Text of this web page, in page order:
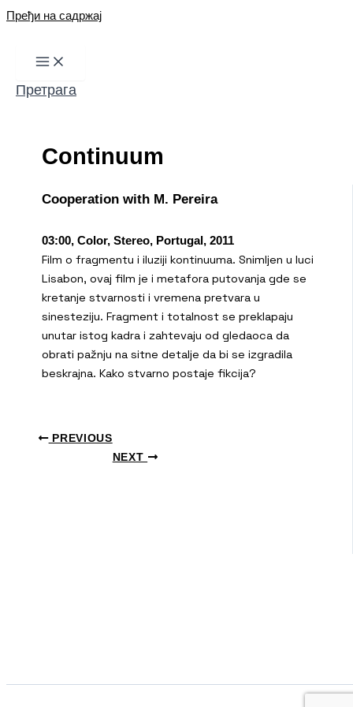
Пређи на садржај
Претрага
Continuum
Cooperation with M. Pereira
03:00, Color, Stereo, Portugal, 2011
Film o fragmentu i iluziji kontinuuma. Snimljen u luci
Lisabon, ovaj film je i metafora putovanja gde se
kretanje stvarnosti i vremena pretvara u
sinesteziju. Fragment i totalnost se preklapaju
unutar istog kadra i zahtevaju od gledaoca da
obrati pažnju na sitne detalje da bi se izgradila
beskrajna. Kako stvarno postaje fikcija?
PREVIOUS
NEXT